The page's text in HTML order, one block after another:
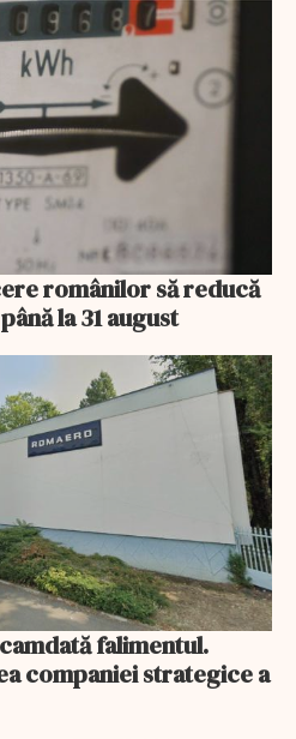
românilor să reducă
la 31 august
falimentul.
companiei strategice a